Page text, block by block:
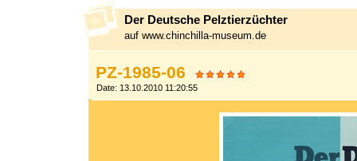
Der Deutsche Pelztierzüchter
auf www.chinchilla-museum.de
PZ-1985-06
Date: 13.10.2010 11:20:55